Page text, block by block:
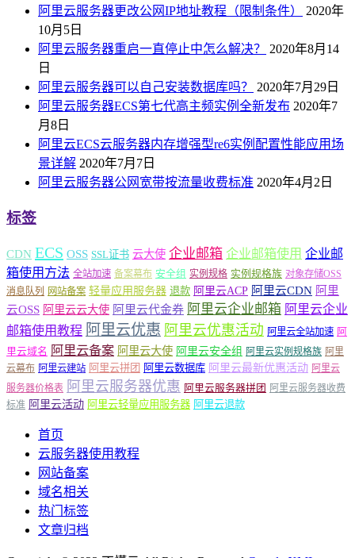
阿里云服务器更改公网IP地址教程（限制条件）
2020年
10月5日
阿里云服务器重启一直停止中怎么解决？
2020年8月14
日
阿里云服务器可以自己安装数据库吗？
2020年7月29日
阿里云服务器ECS第七代高主频实例全新发布 2020年7
月8日
阿里云ECS云服务器内存增强型re6实例配置性能应用场
景详解 2020年7月7日
阿里云服务器公网宽带按流量收费标准 2020年4月2日
标签
CDN ECS OSS SSL证书 云大使 企业邮箱 企业邮箱使用 企业邮
箱使用方法 全站加速 备案幕布 安全组 实例规格 实例规格族 对象存储OSS
消息队列
网站备案 轻量应用服务器 退款 阿里云ACP 阿里云CDN 阿里
云OSS 阿里云云大使 阿里云代金券 阿里云企业邮箱 阿里云企业
邮箱使用教程 阿里云优惠 阿里云优惠活动 阿里云全站加速 阿
里云域名 阿里云备案 阿里云大使 阿里云安全组 阿里云实例规格族 阿里
云幕布 阿里云建站 阿里云拼团 阿里云数据库 阿里云最新优惠活动 阿里云
服务器价格表 阿里云服务器优惠 阿里云服务器拼团 阿里云服务器收费
标准 阿里云活动 阿里云轻量应用服务器 阿里云退款
首页
云服务器使用教程
网站备案
域名相关
热门标签
文章归档